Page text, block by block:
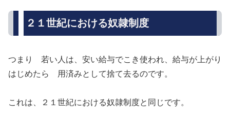
２１世紀における奴隷制度
つまり 若い人は、安い給与でこき使われ、給与が上がり
はじめたら 用済みとして捨て去るのです。
これは、２１世紀における奴隷制度と同じです。